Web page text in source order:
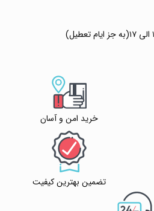
خرید امن و آسان
تضمین بهترین کیفیت